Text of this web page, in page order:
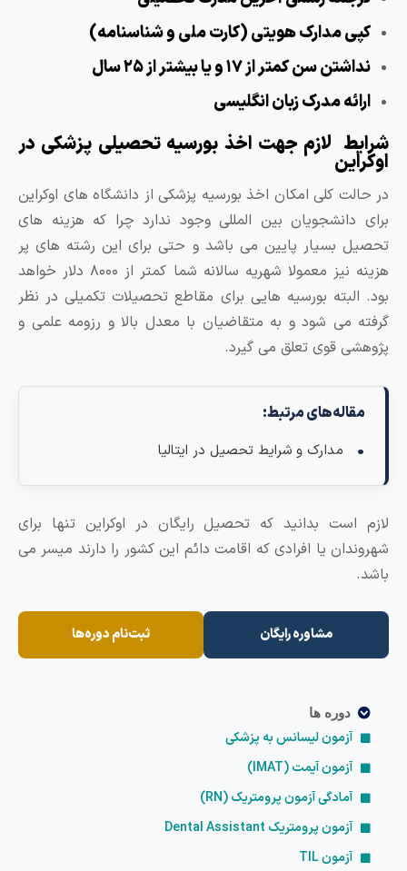
کپی مدارک هویتی (کارت ملی و شناسنامه)
نداشتن سن کمتر از ۱۷ و یا بیشتر از ۲۵ سال
ارائه مدرک زبان انگلیسی
لازم جهت اخذ بورسیه تحصیلی پزشکی در
حالت کلی امکان اخذ بورسیه پزشکی از دانشگاه های اوکراین
دانشجویان بین المللی وجود ندارد چرا که هزینه های
بسیار پایین می باشد و حتی برای این رشته های پر
هزینه نیز معمولا شهریه سالانه شما کمتر از ۸۰۰۰ دلار خواهد
البته بورسیه هایی برای مقاطع تحصیلات تکمیلی در نظر
می شود و به متقاضیان با معدل بالا و رزومه علمی و
قوی تعلق می گیرد.
مقاله‌های مرتبط:
مدارک و شرایط تحصیل در ایتالیا
است بدانید که تحصیل رایگان در اوکراین تنها برای
یا افرادی که اقامت دائم این کشور را دارند میسر می
مشاوره رایگان ثبت‌نام دوره‌ها
دوره ها
آزمون لیسانس به پزشکی
آزمون آیمت (IMAT)
آمادگی آزمون پرومتریک (RN)
آزمون پرومتریک Dental Assistant
آزمون TIL